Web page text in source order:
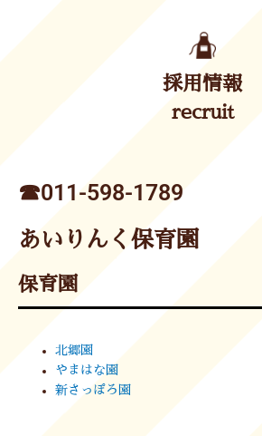
採用情報
recruit
☎︎011-598-1789
あいりんく保育園
保育園
北郷園
やまはな園
新さっぽろ園